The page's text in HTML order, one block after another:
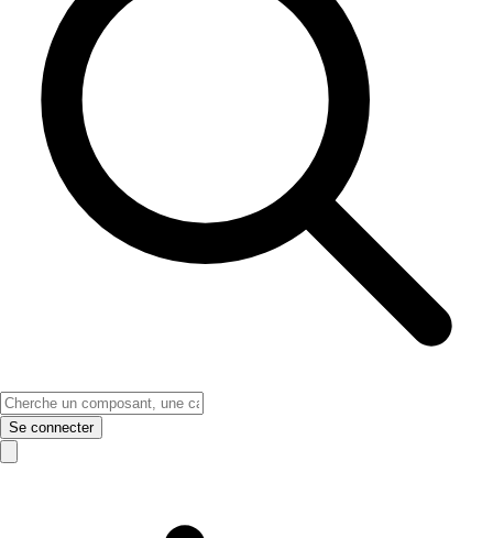
Se connecter